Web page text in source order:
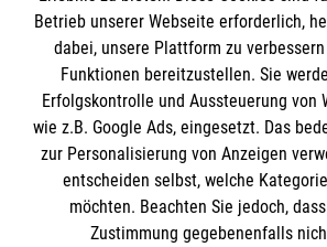
Informationen
Impressum
Datenschutz
Kontakt
Barrierefreiheit
Die Malteser
Malteser in Deutschland
Betrieb unserer Webseite erforderlich,
dabei, unsere Plattform zu
Funktionen bereitzustellen. Sie
Erfolgskontrolle und Aussteuerung von
wie z.B. Google Ads, eingesetzt. Das
zur Personalisierung von Anzeigen
entscheiden selbst, welche
möchten. Beachten Sie jedoch,
Zustimmung gegebenenfalls